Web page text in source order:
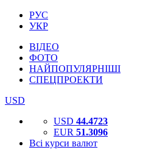
РУС
УКР
ВІДЕО
ФОТО
НАЙПОПУЛЯРНІШІ
СПЕЦПРОЕКТИ
USD
USD 44.4723
EUR 51.3096
Всі курси валют